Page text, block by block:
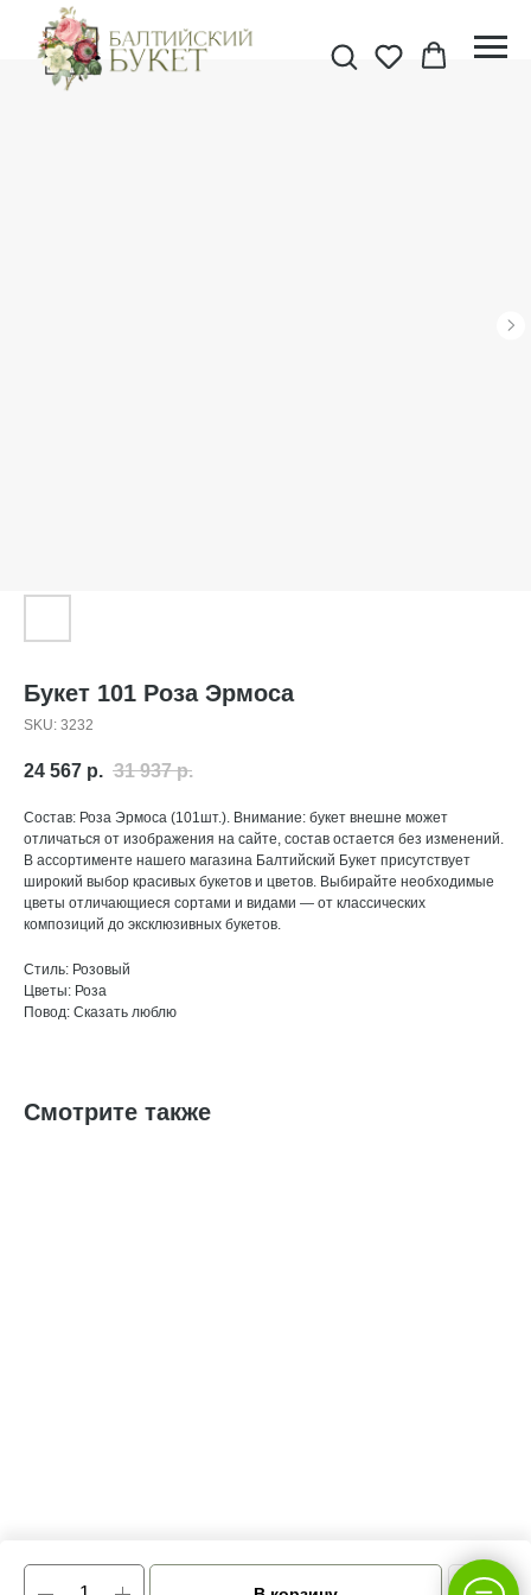
Букет 101 Роза Эрмоса
SKU: 3232
24 567 р. 31 937 р.
Состав: Роза Эрмоса (101шт.). Внимание: букет внешне может
отличаться от изображения на сайте, состав остается без изменений.
В ассортименте нашего магазина Балтийский Букет присутствует
широкий выбор красивых букетов и цветов. Выбирайте необходимые
цветы отличающиеся сортами и видами — от классических
композиций до эксклюзивных букетов.
Стиль: Розовый
Цветы: Роза
Повод: Сказать люблю
Смотрите также